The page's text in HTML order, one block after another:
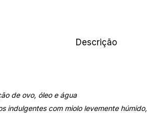
Descrição
de ovo, óleo e água
indulgentes com miolo levemente húmido,